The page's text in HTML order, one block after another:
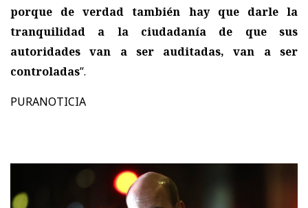
porque de verdad también hay que darle la
tranquilidad a la ciudadanía de que sus
autoridades van a ser auditadas, van a ser
controladas”.
PURANOTICIA